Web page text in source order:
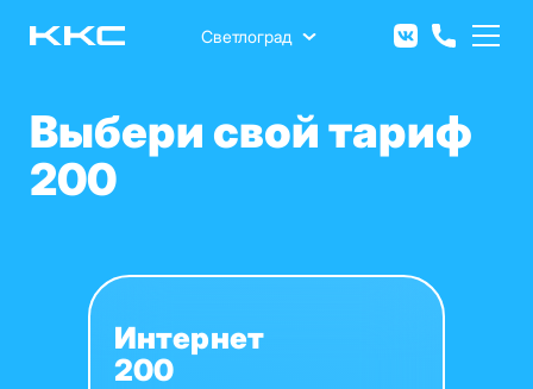
Светлоград
Выбери свой тариф
200
Интернет
200